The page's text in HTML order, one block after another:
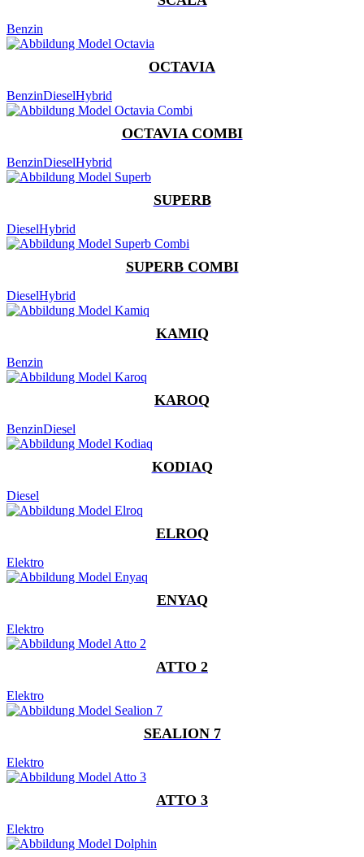
Benzin
OCTAVIA
BenzinDieselHybrid
OCTAVIA COMBI
BenzinDieselHybrid
SUPERB
DieselHybrid
SUPERB COMBI
DieselHybrid
KAMIQ
Benzin
KAROQ
BenzinDiesel
KODIAQ
Diesel
ELROQ
Elektro
ENYAQ
Elektro
ATTO 2
Elektro
SEALION 7
Elektro
ATTO 3
Elektro